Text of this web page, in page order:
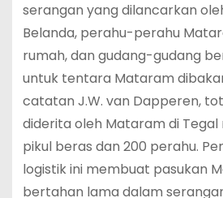
serangan yang dilancarkan
Belanda, perahu-perahu
rumah, dan gudang-gudang
untuk tentara Mataram
catatan J.W. van Dapperen,
diderita oleh Mataram di
pikul beras dan 200 perahu.
logistik ini membuat pasukan
bertahan lama dalam